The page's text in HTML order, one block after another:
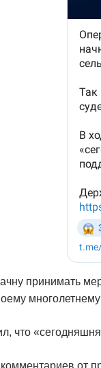
принимать
что
от